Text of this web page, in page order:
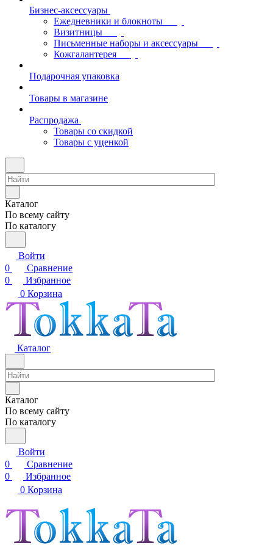
Бизнес-аксессуары
Ежедневники и блокноты
Визитницы
Письменные наборы и аксессуары
Кожгалантерея
Подарочная упаковка
Товары в магазине
Распродажа
Товары со скидкой
Товары с уценкой
Каталог
По всему сайту
По каталогу
Войти
0
Сравнение
0
Избранное
0 Корзина
Каталог
Каталог
По всему сайту
По каталогу
Войти
0
Сравнение
0
Избранное
0 Корзина